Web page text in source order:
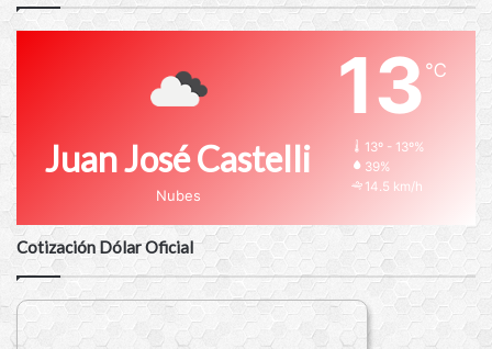
Juan José Castelli
Nubes
13℃
13º - 13º%
39%
14.5 km/h
Cotización Dólar Oficial